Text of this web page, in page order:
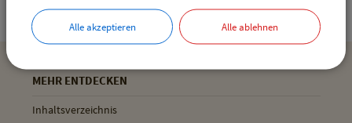
MEHR ENTDECKEN
Inhaltsverzeichnis
Alle akzeptieren Alle ablehnen